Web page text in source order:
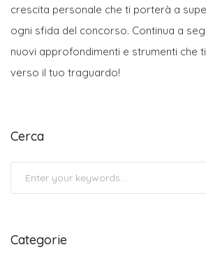
crescita personale che ti porterà a
ogni sfida del concorso. Continua a
nuovi approfondimenti e strumenti che
verso il tuo traguardo!
Cerca
Categorie